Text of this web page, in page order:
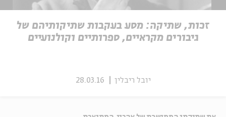
זכות, שתיקה: מסע בעקבות שתיקותיהם של
גיבורים מקראיים, ספרותיים וקולנועיים
יובל ריבלין 28.03.16